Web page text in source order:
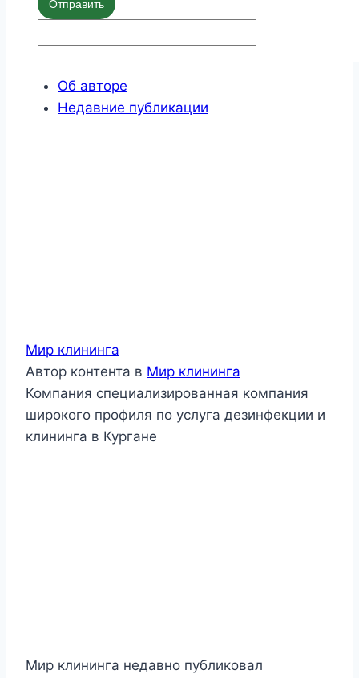
Отправить
Об авторе
Недавние публикации
Мир клининга
Автор контента в Мир клининга
Компания специализированная компания
широкого профиля по услуга дезинфекции и
клининга в Кургане
Мир клининга недавно публиковал